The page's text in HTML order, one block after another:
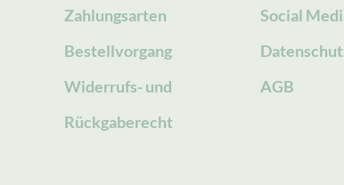
Zahlungsarten
Bestellvorgang
Widerrufs- und
Rückgaberecht
Social
AGB